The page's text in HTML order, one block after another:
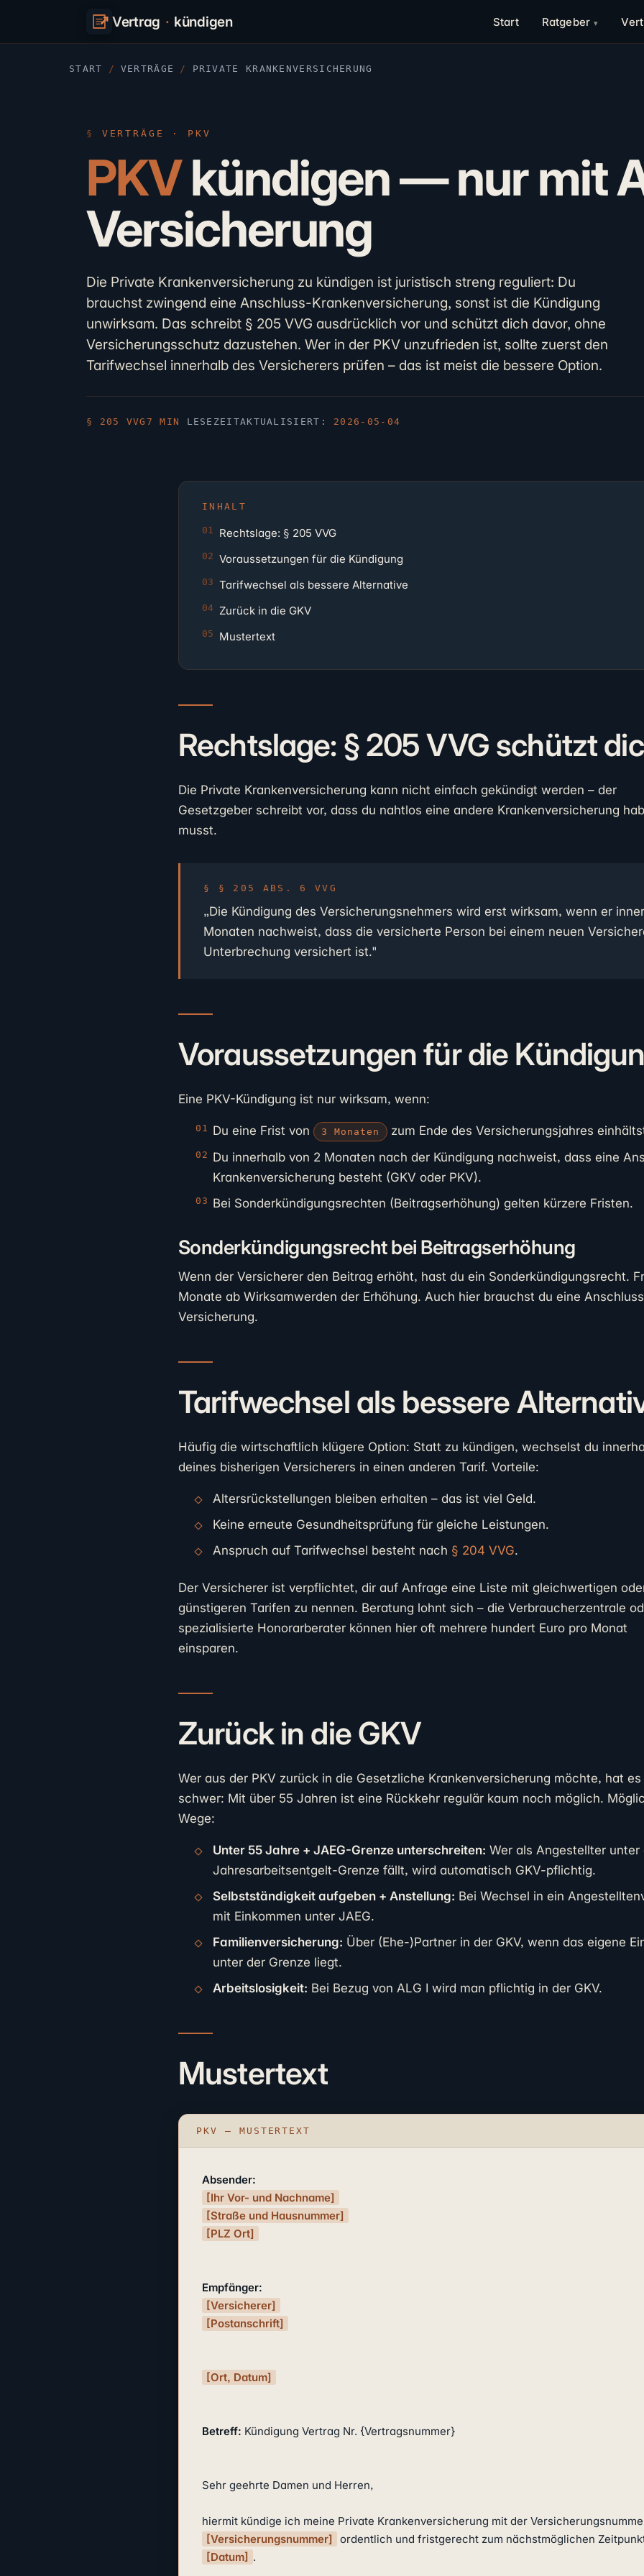
Vertrag · kündigen Start Ratgeber
START / VERTRÄGE / PRIVATE KRANKENVERSICHERUNG
VERTRÄGE · PKV
PKVkündigen — nur mit
Versicherung
Die Private Krankenversicherung zu kündigen ist juristisch streng reguliert: Du
brauchst zwingend eine Anschluss-Krankenversicherung, sonst ist die Kündigung
unwirksam. Das schreibt § 205 VVG ausdrücklich vor und schützt dich davor, ohne
Versicherungsschutz dazustehen. Wer in der PKV unzufrieden ist, sollte zuerst den
Tarifwechsel innerhalb des Versicherers prüfen – das ist meist die bessere Option.
§ 205 VVG 7 MIN LESEZEITAKTUALISIERT: 2026-05-04
INHALT
Rechtslage: § 205 VVG
Voraussetzungen für die Kündigung
Tarifwechsel als bessere Alternative
Zurück in die GKV
Mustertext
Rechtslage: § 205 VVG schützt
Die Private Krankenversicherung kann nicht einfach gekündigt werden – der
Gesetzgeber schreibt vor, dass du nahtlos eine andere Krankenversicherung
musst.
§ 205 ABS. 6 VVG
„Die Kündigung des Versicherungsnehmers wird erst wirksam, wenn er
Monaten nachweist, dass die versicherte Person bei einem neuen
Unterbrechung versichert ist."
Voraussetzungen für die
Eine PKV-Kündigung ist nur wirksam, wenn:
Du eine Frist von 3 Monaten
zum Ende des Versicherungsjahres
Du innerhalb von 2 Monaten nach der Kündigung nachweist, dass eine
Krankenversicherung besteht (GKV oder PKV).
Bei Sonderkündigungsrechten (Beitragserhöhung) gelten kürzere Fristen.
Sonderkündigungsrecht bei Beitragserhöhung
Wenn der Versicherer den Beitrag erhöht, hast du ein Sonderkündigungsrecht.
Monate ab Wirksamwerden der Erhöhung. Auch hier brauchst du eine
Versicherung.
Tarifwechsel als bessere
Häufig die wirtschaftlich klügere Option: Statt zu kündigen, wechselst du
deines bisherigen Versicherers in einen anderen Tarif. Vorteile:
Altersrückstellungen bleiben erhalten – das ist viel Geld.
Keine erneute Gesundheitsprüfung für gleiche Leistungen.
Anspruch auf Tarifwechsel besteht nach § 204 VVG.
Der Versicherer ist verpflichtet, dir auf Anfrage eine Liste mit gleichwertigen
günstigeren Tarifen zu nennen. Beratung lohnt sich – die Verbraucherzentrale
spezialisierte Honorarberater können hier oft mehrere hundert Euro pro Monat
einsparen.
Zurück in die GKV
Wer aus der PKV zurück in die Gesetzliche Krankenversicherung möchte, hat es
schwer: Mit über 55 Jahren ist eine Rückkehr regulär kaum noch möglich.
Wege:
Unter 55 Jahre + JAEG-Grenze unterschreiten: Wer als Angestellter unter
Jahresarbeitsentgelt-Grenze fällt, wird automatisch GKV-pflichtig.
Selbstständigkeit aufgeben + Anstellung: Bei Wechsel in ein
mit Einkommen unter JAEG.
Familienversicherung: Über (Ehe-)Partner in der GKV, wenn das eigene
unter der Grenze liegt.
Arbeitslosigkeit: Bei Bezug von ALG I wird man pflichtig in der GKV.
Mustertext
PKV – MUSTERTEXT
Absender:
[Ihr Vor- und Nachname]
[Straße und Hausnummer]
[PLZ Ort]
Empfänger:
[Versicherer]
[Postanschrift]
[Ort, Datum]
Betreff: Kündigung Vertrag Nr. {Vertragsnummer}
Sehr geehrte Damen und Herren,
[Versicherungsnummer]
[Datum] .